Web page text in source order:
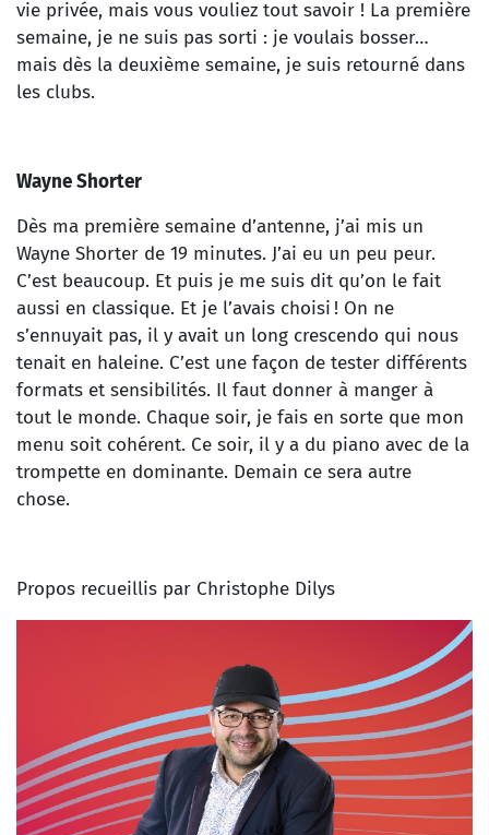
vie privée, mais vous vouliez tout savoir ! La première
semaine, je ne suis pas sorti : je voulais bosser…
mais dès la deuxième semaine, je suis retourné dans
les clubs.
Wayne Shorter
Dès ma première semaine d’antenne, j’ai mis un
Wayne Shorter de 19 minutes. J’ai eu un peu peur.
C’est beaucoup. Et puis je me suis dit qu’on le fait
aussi en classique. Et je l’avais choisi ! On ne
s’ennuyait pas, il y avait un long crescendo qui nous
tenait en haleine. C’est une façon de tester différents
formats et sensibilités. Il faut donner à manger à
tout le monde. Chaque soir, je fais en sorte que mon
menu soit cohérent. Ce soir, il y a du piano avec de la
trompette en dominante. Demain ce sera autre
chose.
Propos recueillis par Christophe Dilys